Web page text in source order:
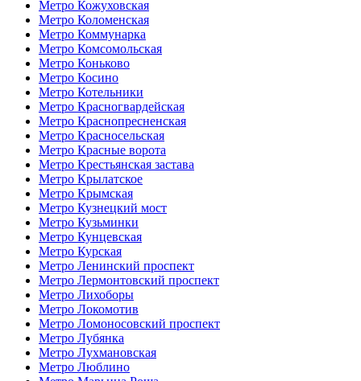
Метро Кожуховская
Метро Коломенская
Метро Коммунарка
Метро Комсомольская
Метро Коньково
Метро Косино
Метро Котельники
Метро Красногвардейская
Метро Краснопресненская
Метро Красносельская
Метро Красные ворота
Метро Крестьянская застава
Метро Крылатское
Метро Крымская
Метро Кузнецкий мост
Метро Кузьминки
Метро Кунцевская
Метро Курская
Метро Ленинский проспект
Метро Лермонтовский проспект
Метро Лихоборы
Метро Локомотив
Метро Ломоносовский проспект
Метро Лубянка
Метро Лухмановская
Метро Люблино